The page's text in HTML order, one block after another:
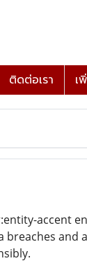
ติดต่อเรา เ
accent
and